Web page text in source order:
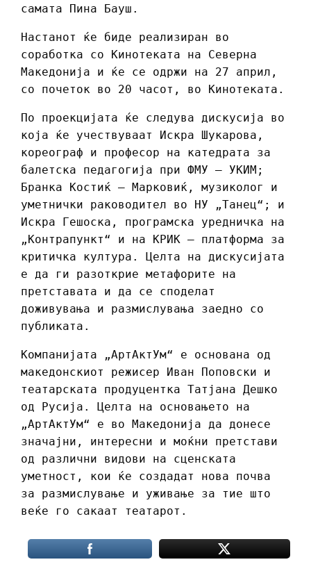
самата Пина Бауш.
Настанот ќе биде реализиран во
соработка со Кинотеката на Северна
Македонија и ќе се одржи на 27 април,
со почеток во 20 часот, во Кинотеката.
По проекцијата ќе следува дискусија во
која ќе учествуваат Искра Шукарова,
кореограф и професор на катедрата за
балетска педагогија при ФМУ – УКИМ;
Бранка Костиќ – Марковиќ, музиколог и
уметнички раководител во НУ „Танец“; и
Искра Гешоска, програмска уредничка на
„Контрапункт“ и на КРИК – платформа за
критичка култура. Целта на дискусијата
е да ги разоткрие метафорите на
претставата и да се споделат
доживувања и размислувања заедно со
публиката.
Компанијата „АртАктУм“ е основана од
македонскиот режисер Иван Поповски и
театарската продуцентка Татјана Дешко
од Русија. Целта на основањето на
„АртАктУм“ e во Македонија да донесе
значајни, интересни и моќни претстави
од различни видови на сценската
уметност, кои ќе создадат нова почва
за размислување и уживање за тие што
веќе го сакаат театарот.